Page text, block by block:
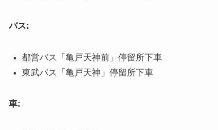
バス:
都営バス「亀戸天神前」停留所下車
東武バス「亀戸天神」停留所下車
車: